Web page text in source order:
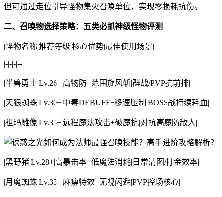
但可通过走位引导怪物集火召唤单位，实现零损耗抗伤。
二、召唤物选择策略：五类必抓神级怪物评测
|怪物名称|推荐等级|核心优势|最佳使用场景|
|-|-|-|--|
|半兽勇士|Lv.26+|高物防+范围旋风斩|群战/PVP抗前排|
|天狼蜘蛛|Lv.30+|中毒DEBUFF+移速压制|BOSS战持续耗血|
|祖玛雕像|Lv.35+|远程魔法攻击+破魔抗|对抗高魔防敌人|
|黑野猪|Lv.28+|高暴击率+低魔法消耗|日常清图/打金效率|
|月魔蜘蛛|Lv.33+|麻痹特效+无视闪避|PVP控场核心|